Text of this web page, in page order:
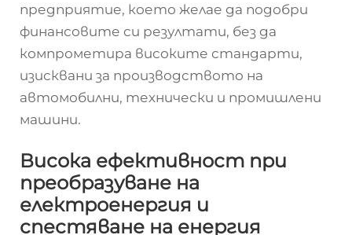
предприятие, което желае да подобри
финансовите си резултати, без да
компрометира високите стандарти,
изисквани за производството на
автомобилни, технически и промишлени
машини.
Висока ефективност при
преобразуване на
електроенергия и
спестяване на енергия